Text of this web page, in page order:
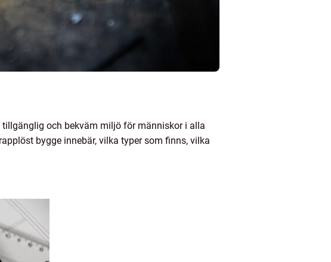
och bekväm miljö för människor i alla
bygge innebär, vilka typer som finns, vilka